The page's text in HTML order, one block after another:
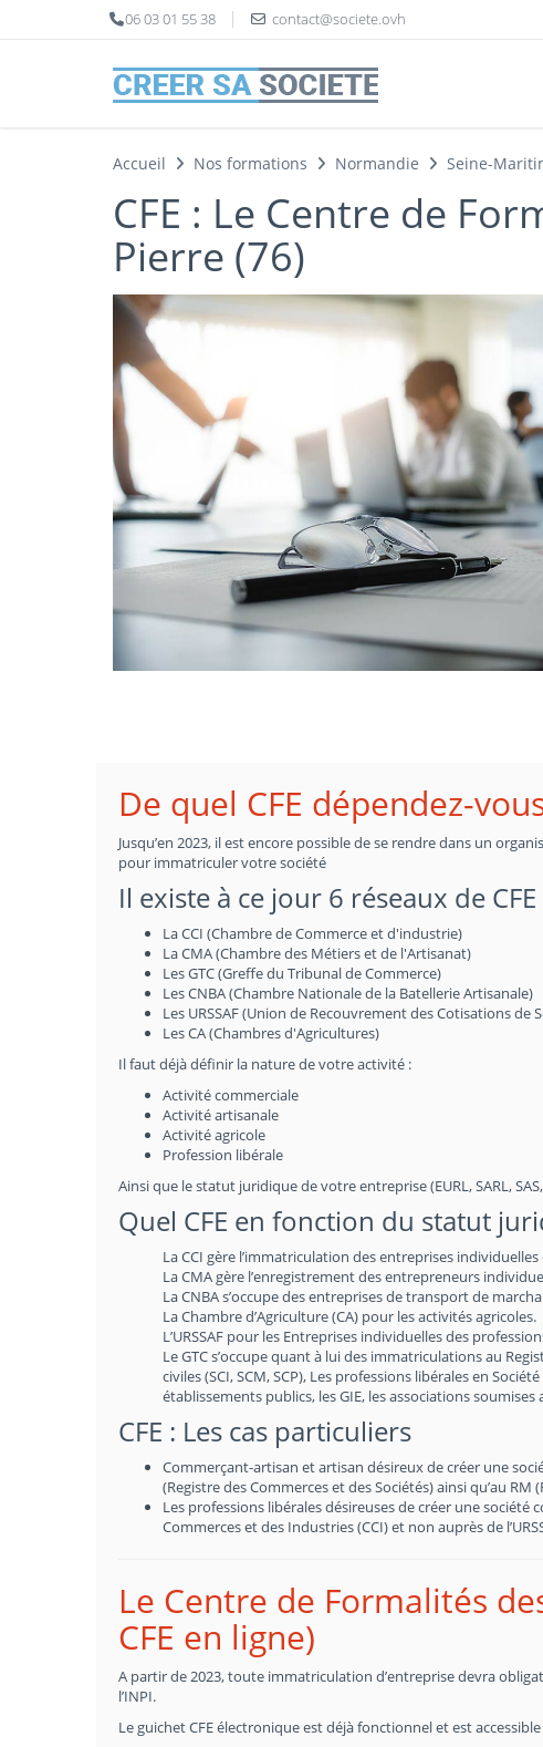
06 03 01 55 38 contact@societe.ovh
Accueil Nos formations Normandie Seine-
CFE : Le Centre de
Pierre (76)
De quel CFE dépendez-
Jusqu’en 2023, il est encore possible de se rendre dans un
pour immatriculer votre société
Il existe à ce jour 6 réseaux de
La CCI (Chambre de Commerce et d'industrie)
La CMA (Chambre des Métiers et de l'Artisanat)
Les GTC (Greffe du Tribunal de Commerce)
Les CNBA (Chambre Nationale de la Batellerie Artisanale)
Les URSSAF (Union de Recouvrement des Cotisations de
Les CA (Chambres d'Agricultures)
Il faut déjà définir la nature de votre activité :
Activité commerciale
Activité artisanale
Activité agricole
Profession libérale
Ainsi que le statut juridique de votre entreprise (EURL, SARL,
Quel CFE en fonction du statut
La CCI gère l’immatriculation des entreprises
La CMA gère l’enregistrement des entrepreneurs
La CNBA s’occupe des entreprises de transport de
La Chambre d’Agriculture (CA) pour les activités agricoles.
L’URSSAF pour les Entreprises individuelles des
Le GTC s’occupe quant à lui des immatriculations au
civiles (SCI, SCM, SCP), Les professions libérales en
établissements publics, les GIE, les associations
CFE : Les cas particuliers
Commerçant-artisan et artisan désireux de créer une
(Registre des Commerces et des Sociétés) ainsi qu’au
Les professions libérales désireuses de créer une société
Commerces et des Industries (CCI) et non auprès de
Le Centre de Formalités
CFE en ligne)
A partir de 2023, toute immatriculation d’entreprise devra
l’INPI.
Le guichet CFE électronique est déjà fonctionnel et est
Panneau de gestion des cookies